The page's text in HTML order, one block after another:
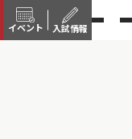
イベント 入試情報